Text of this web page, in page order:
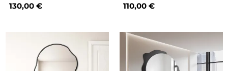
130,00 €
110,00 €